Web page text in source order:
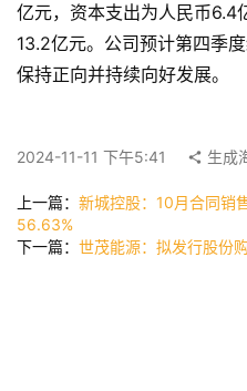
快
讯
司
时
亿元，资本支出为人民币6.4
13.2亿元。公司预计第四季
保持正向并持续向好发展。
2024-11-11 下午5:41 生成
上一篇： 新城控股：10月合同销
56.63%
下一篇： 世茂能源：拟发行股份